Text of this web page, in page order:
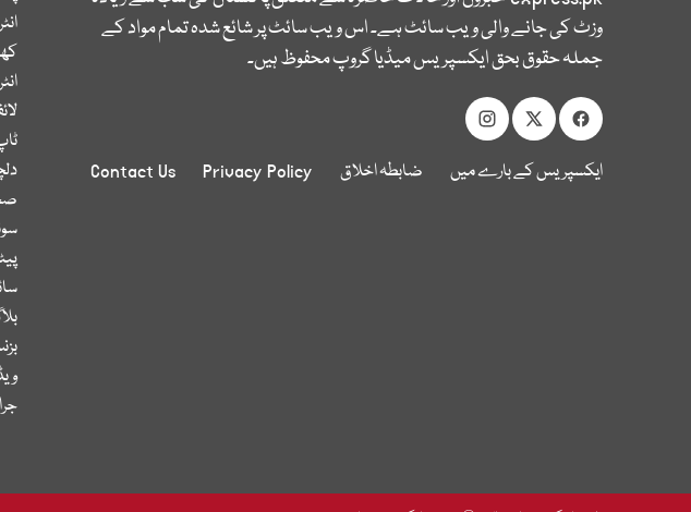
وزٹ کی جانے والی ویب سائٹ ہے۔ اس ویب سائٹ پر شائع شدہ تمام مواد کے
جملہ حقوق بحق ایکسپریس میڈیا گروپ محفوظ ہیں۔
ایکسپریس کے بارے میں ضابطہ اخلاق Privacy Policy
Contact Us